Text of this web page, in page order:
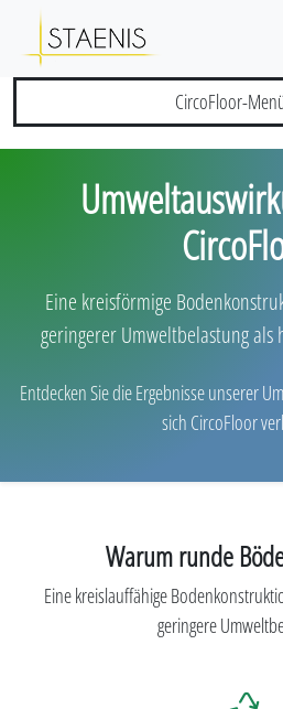
CircoFloor-
Eine kreisförmige
geringerer Umweltbelastung als
Entdecken Sie die Ergebnisse unserer
sich CircoFloor
Warum runde
Eine kreislauffähige
geringere